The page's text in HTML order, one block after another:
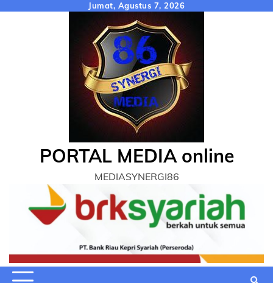
Jumat, Agustus 7, 2026
PORTAL MEDIA online
MEDIASYNERGI86